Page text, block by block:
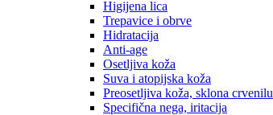
Higijena lica
Trepavice i obrve
Hidratacija
Anti-age
Osetljiva koža
Suva i atopijska koža
Preosetljiva koža, sklona crvenilu
Specifična nega, iritacija